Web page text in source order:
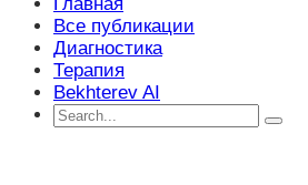
Все публикации
Диагностика
Терапия
Bekhterev AI